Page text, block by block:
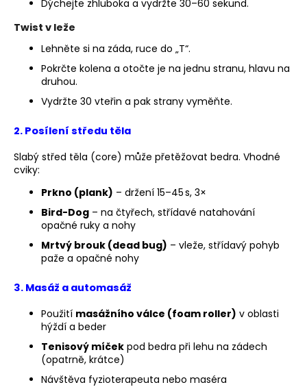
Dýchejte zhluboka a vydržte 30–60 sekund.
Twist v leže
Lehněte si na záda, ruce do „T“.
Pokrčte kolena a otočte je na jednu stranu, hlavu na
druhou.
Vydržte 30 vteřin a pak strany vyměňte.
2. Posílení středu těla
Slabý střed těla (core) může přetěžovat bedra. Vhodné
cviky:
Prkno (plank) – držení 15–45 s, 3×
Bird-Dog – na čtyřech, střídavé natahování
opačné ruky a nohy
Mrtvý brouk (dead bug) – vleže, střídavý pohyb
paže a opačné nohy
3. Masáž a automasáž
Použití masážního válce (foam roller) v oblasti
hýždí a beder
Tenisový míček pod bedra při lehu na zádech
(opatrně, krátce)
Návštěva fyzioterapeuta nebo maséra
u
u
j
BĚŽECKÁ
JOMA
6000
2609
499
Původně: